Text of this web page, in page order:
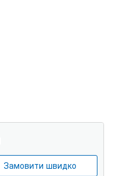
Замовити швидко